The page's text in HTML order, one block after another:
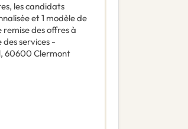
les candidats
et 1 modèle de
des offres à
services -
60600 Clermont